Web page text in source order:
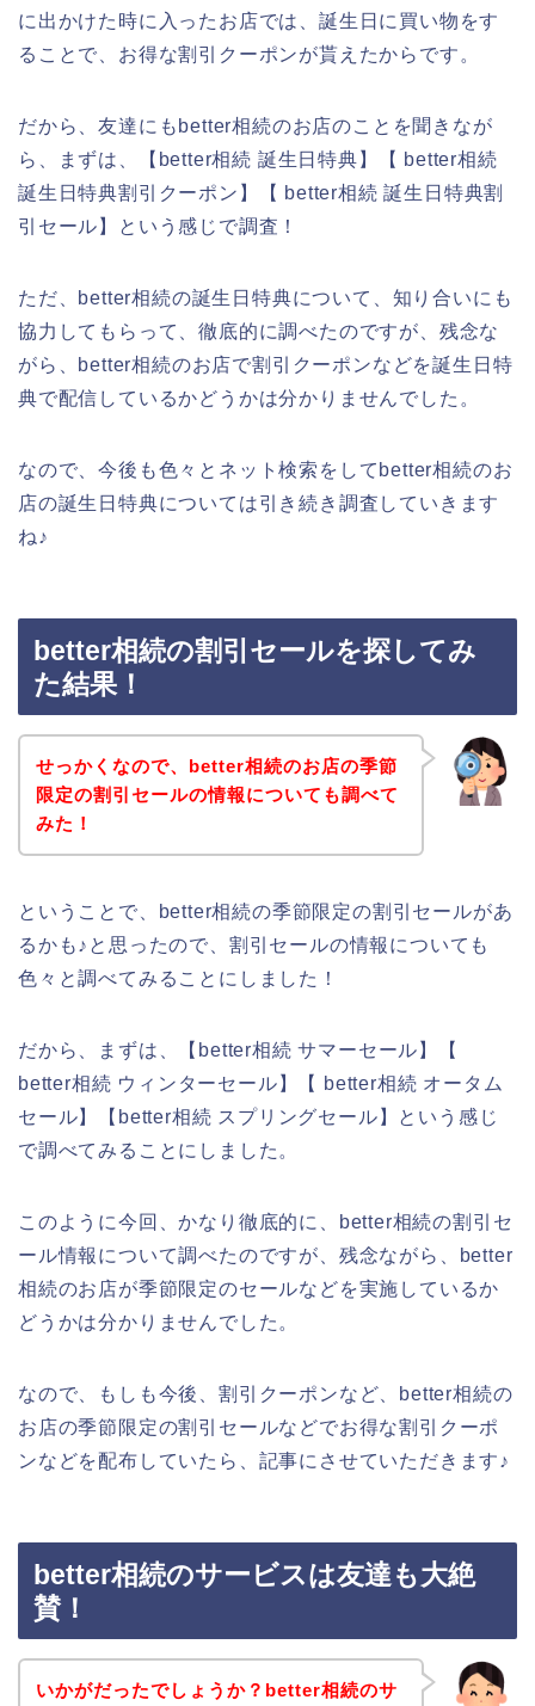
に出かけた時に入ったお店では、誕生日に買い物をす
ることで、お得な割引クーポンが貰えたからです。
だから、友達にもbetter相続のお店のことを聞きなが
ら、まずは、【better相続 誕生日特典】【 better相続
誕生日特典割引クーポン】【 better相続 誕生日特典割
引セール】という感じで調査！
ただ、better相続の誕生日特典について、知り合いにも
協力してもらって、徹底的に調べたのですが、残念な
がら、better相続のお店で割引クーポンなどを誕生日特
典で配信しているかどうかは分かりませんでした。
なので、今後も色々とネット検索をしてbetter相続のお
店の誕生日特典については引き続き調査していきます
ね♪
better相続の割引セールを探してみ
た結果！
せっかくなので、better相続のお店の季節
限定の割引セールの情報についても調べて
みた！
ということで、better相続の季節限定の割引セールがあ
るかも♪と思ったので、割引セールの情報についても
色々と調べてみることにしました！
だから、まずは、【better相続 サマーセール】【
better相続 ウィンターセール】【 better相続 オータム
セール】【better相続 スプリングセール】という感じ
で調べてみることにしました。
このように今回、かなり徹底的に、better相続の割引セ
ール情報について調べたのですが、残念ながら、better
相続のお店が季節限定のセールなどを実施しているか
どうかは分かりませんでした。
なので、もしも今後、割引クーポンなど、better相続の
お店の季節限定の割引セールなどでお得な割引クーポ
ンなどを配布していたら、記事にさせていただきます♪
better相続のサービスは友達も大絶
賛！
いかがだったでしょうか？better相続のサ